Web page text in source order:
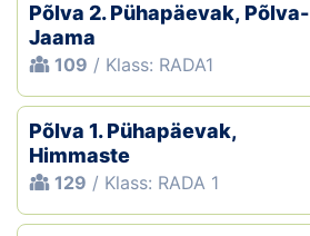
Põlva 2. Pühapäevak, Põlva-
Jaama
109 / Klass: RADA1
Põlva 1. Pühapäevak,
Himmaste
129 / Klass: RADA 1